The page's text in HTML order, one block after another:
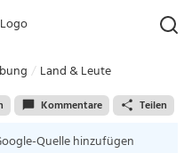
Land & Leute
Kommentare Teilen
Quelle hinzufügen